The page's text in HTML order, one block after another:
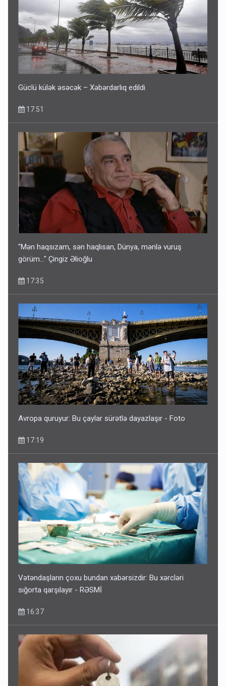
Fırıldaqçıların yeni silahı: Süni intellekt - Bunları etməzdən
əvvəl diqqətli olun
10:56
Güclü külək əsəcək – Xəbərdarlıq edildi
17:51
"Mən haqsızam, sən haqlısan, Dünya, mənlə vuruş
görüm..." Çingiz Əlioğlu
17:35
Avropa quruyur: Bu çaylar sürətlə dayazlaşır - Foto
17:19
Vətəndaşların çoxu bundan xəbərsizdir: Bu xərcləri
sığorta qarşılayır - RƏSMİ
16:37